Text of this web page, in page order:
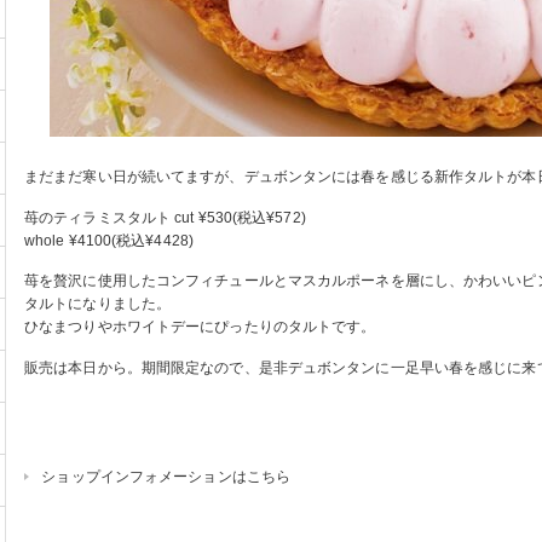
まだまだ寒い日が続いてますが、デュボンタンには春を感じる新作タルトが本
苺のティラミスタルト cut ¥530(税込¥572)
whole ¥4100(税込¥4428)
苺を贅沢に使用したコンフィチュールとマスカルポーネを層にし、かわいい
タルトになりました。
ひなまつりやホワイトデーにぴったりのタルトです。
販売は本日から。期間限定なので、是非デュボンタンに一足早い春を感じに来
ショップインフォメーションはこちら